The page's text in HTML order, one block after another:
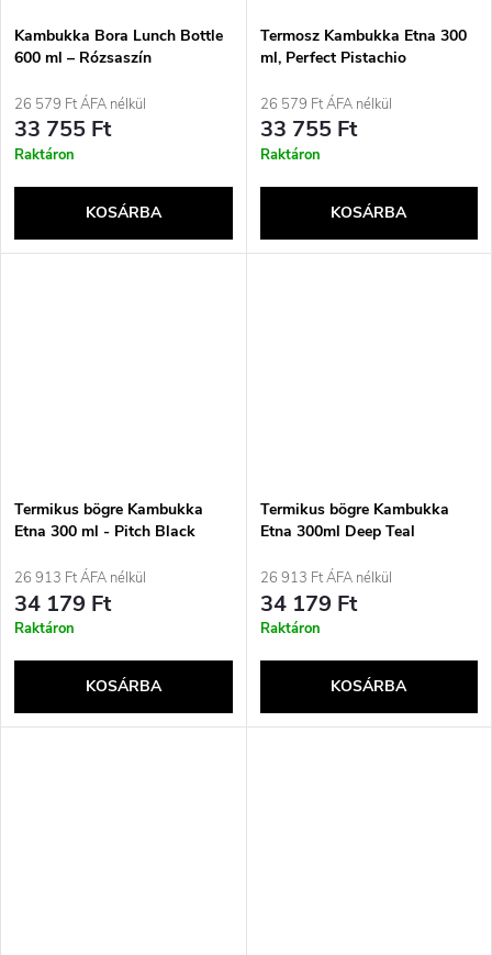
Kambukka Bora Lunch Bottle
600 ml – Rózsaszín
26 579 Ft ÁFA nélkül
33 755 Ft
Raktáron
KOSÁRBA
Termosz Kambukka Etna 300
ml, Perfect Pistachio
26 579 Ft ÁFA nélkül
33 755 Ft
Raktáron
KOSÁRBA
Termikus bögre Kambukka
Etna 300 ml - Pitch Black
26 913 Ft ÁFA nélkül
34 179 Ft
Raktáron
KOSÁRBA
Termikus bögre Kambukka
Etna 300ml Deep Teal
26 913 Ft ÁFA nélkül
34 179 Ft
Raktáron
KOSÁRBA